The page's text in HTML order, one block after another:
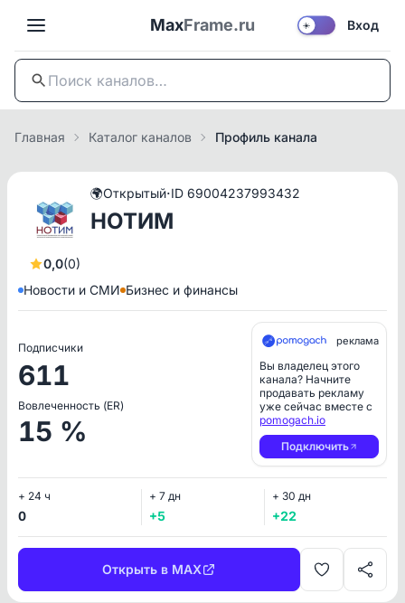
MaxFrame.ru ☀️ Вход
Главная Каталог каналов Профиль канала
0,0(0)
🌍Открытый·ID 69004237993432
НОТИМ
Новости и СМИ Бизнес и финансы
Подписчики
611
Вовлеченность (ER)
15 %
реклама
Вы владелец этого
канала? Начните
продавать рекламу
уже сейчас вместе с
pomogach.io
Подключить
+ 24 ч
0
+ 7 дн
+5
+ 30 дн
+22
Открыть в MAX